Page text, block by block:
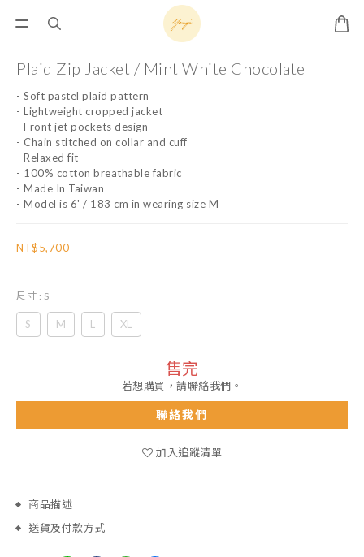
Plaid Zip Jacket / Mint White Chocolate
- Soft pastel plaid pattern
- Lightweight cropped jacket
- Front jet pockets design
- Chain stitched on collar and cuff
- Relaxed fit
- 100% cotton breathable fabric
- Made In Taiwan
- Model is 6' / 183 cm in wearing size M
NT$5,700
尺寸 : S
S M L XL
售完
若想購買，請聯絡我們。
聯絡我們
加入追蹤清單
商品描述
送貨及付款方式